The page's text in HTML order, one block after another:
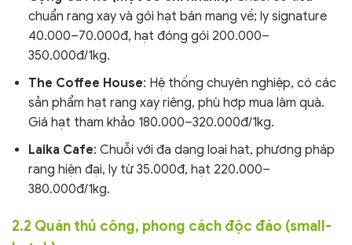
chuẩn rang xay và gói hạt bán mang về; ly signature
40.000–70.000đ, hạt đóng gói 200.000–
350.000đ/1kg.
The Coffee House: Hệ thống chuyên nghiệp, có các
sản phẩm hạt rang xay riêng, phù hợp mua làm quà.
Giá hạt tham khảo 180.000–320.000đ/1kg.
Laika Cafe: Chuỗi với đa dạng loại hạt, phương pháp
rang hiện đại, ly từ 35.000đ, hạt 220.000–
380.000đ/1kg.
2.2 Quán thủ công, phong cách độc đáo (small-